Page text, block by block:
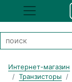
Интернет-магазин
Транзисторы